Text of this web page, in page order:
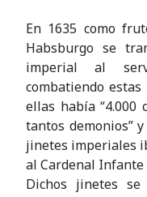
En 1635 como
Habsburgo se
imperial al
combatiendo
ellas había “4.000
tantos demonios”
jinetes imperiales
al Cardenal
Dichos jinetes se